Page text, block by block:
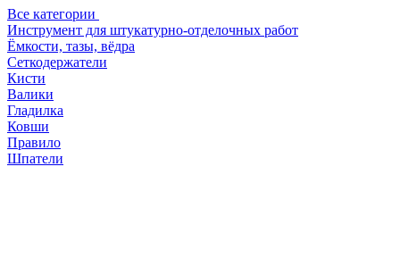
Все категории
Инструмент для штукатурно-отделочных работ
Ёмкости, тазы, вёдра
Сеткодержатели
Кисти
Валики
Гладилка
Ковши
Правило
Шпатели